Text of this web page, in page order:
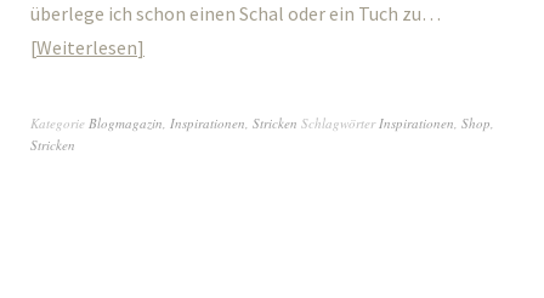
überlege ich schon einen Schal oder ein Tuch zu…
Weiterlesen
Kategorie Blogmagazin, Inspirationen, Stricken SchlagwörterInspirationen, Shop,
Stricken